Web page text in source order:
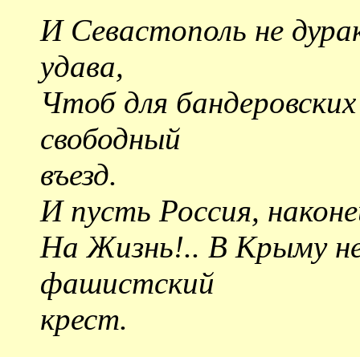
И Севастополь не
удава,
Чтоб для
свободный
въезд.
И пусть Россия,
На Жизнь!.. В Крыму
фашистский
крест.